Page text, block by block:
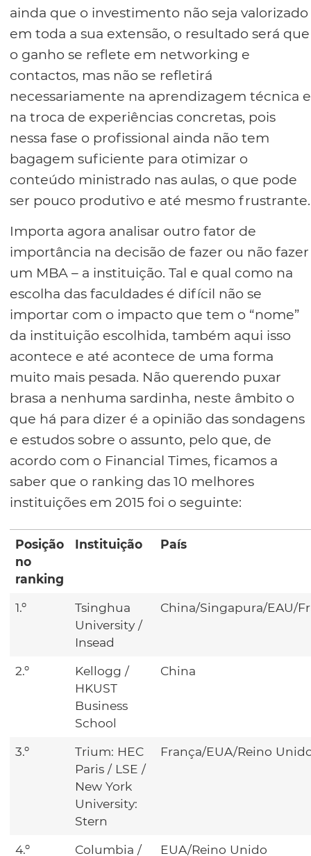
ainda que o investimento não seja valorizado
em toda a sua extensão, o resultado será que
o ganho se reflete em networking e
contactos, mas não se refletirá
necessariamente na aprendizagem técnica e
na troca de experiências concretas, pois
nessa fase o profissional ainda não tem
bagagem suficiente para otimizar o
conteúdo ministrado nas aulas, o que pode
ser pouco produtivo e até mesmo frustrante.
Importa agora analisar outro fator de
importância na decisão de fazer ou não fazer
um MBA – a instituição. Tal e qual como na
escolha das faculdades é difícil não se
importar com o impacto que tem o “nome”
da instituição escolhida, também aqui isso
acontece e até acontece de uma forma
muito mais pesada. Não querendo puxar
brasa a nenhuma sardinha, neste âmbito o
que há para dizer é a opinião das sondagens
e estudos sobre o assunto, pelo que, de
acordo com o Financial Times, ficamos a
saber que o ranking das 10 melhores
instituições em 2015 foi o seguinte:
Posição
no
ranking
Instituição País
1.º
Tsinghua
University /
Insead
China/Singapura/EAU/
2.º
Kellogg /
HKUST
Business
School
China
3.º
Trium: HEC
Paris / LSE /
New York
University:
Stern
França/EUA/Reino
4.º
Columbia /
EUA/Reino Unido